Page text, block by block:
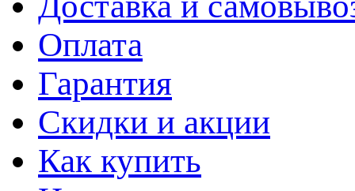
Оплата
Гарантия
Скидки и акции
Как купить